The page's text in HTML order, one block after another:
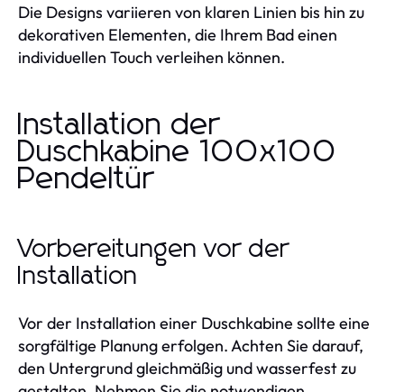
Die Designs variieren von klaren Linien bis hin zu
dekorativen Elementen, die Ihrem Bad einen
individuellen Touch verleihen können.
Installation der
Duschkabine 100x100
Pendeltür
Vorbereitungen vor der
Installation
Vor der Installation einer Duschkabine sollte eine
sorgfältige Planung erfolgen. Achten Sie darauf,
den Untergrund gleichmäßig und wasserfest zu